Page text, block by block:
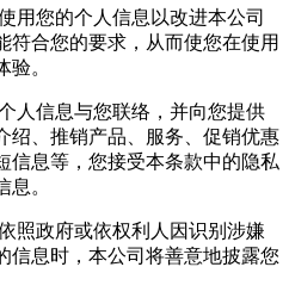
用您的个人信息以改进本公司
符合您的要求，从而使您在使用
。
人信息与您联络，并向您提供
绍、推销产品、服务、促销优惠
信息等，您接受本条款中的隐私
。
照政府或依权利人因识别涉嫌
信息时，本公司将善意地披露您